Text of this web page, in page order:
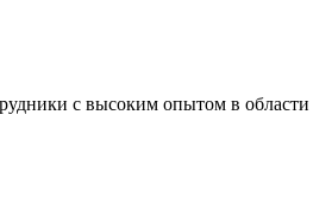
с высоким опытом в области